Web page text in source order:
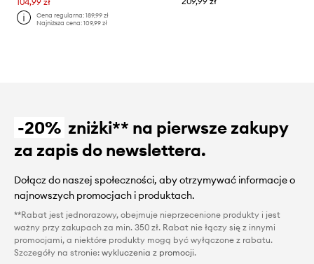
Cena regularna:189,99 zł
Najniższa cena:109,99 zł
-20% zniżki** na pierwsze zakupy
za zapis do newslettera.
Dołącz do naszej społeczności, aby otrzymywać informacje o
najnowszych promocjach i produktach.
**Rabat jest jednorazowy, obejmuje nieprzecenione produkty i jest
ważny przy zakupach za min. 350 zł. Rabat nie łączy się z innymi
promocjami, a niektóre produkty mogą być wyłączone z rabatu.
Szczegóły na stronie: wykluczenia z promocji.